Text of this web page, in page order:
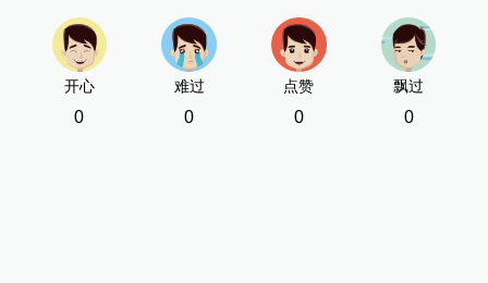
开心
0
难过
0
点赞
0
飘过
0